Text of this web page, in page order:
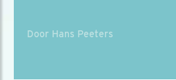
Door Hans Peeters